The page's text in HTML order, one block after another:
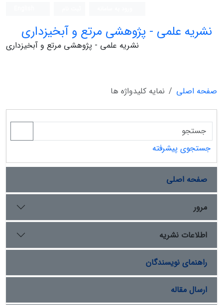
نشریه علمی - پژوهشی مرتع و آبخیزداری
نشریه علمی - پژوهشی مرتع و آبخیزداری
صفحه اصلی نمایه کلیدواژه ها
جستجوی پیشرفته
صفحه اصلی
مرور
اطلاعات نشریه
راهنمای نویسندگان
ارسال مقاله